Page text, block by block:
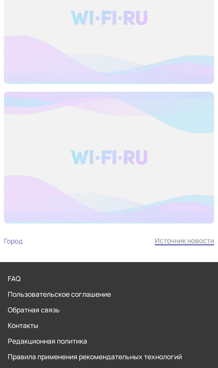
Город Источник новости
FAQ
Пользовательское соглашение
Обратная связь
Контакты
Редакционная политика
Правила применения рекомендательных технологий